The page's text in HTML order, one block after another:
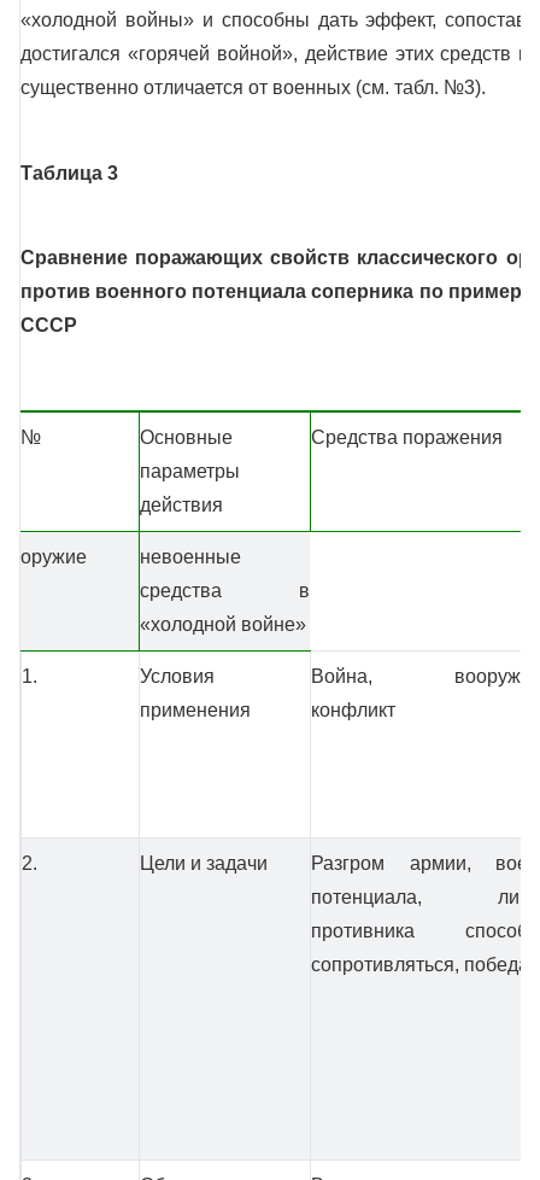
«холодной войны» и способны дать эффект,
достигался «горячей войной», действие этих средств
существенно отличается от военных (см. табл. №3).
Таблица 3
Сравнение поражающих свойств классического
против военного потенциала соперника по
СССР
№
Основные
параметры
действия
Средства поражения
оружие
невоенные
средства в
«холодной войне»
1.
Условия
применения
Война,
конфликт
2. Цели и задачи
Разгром армии,
потенциала,
противника
сопротивляться, победа